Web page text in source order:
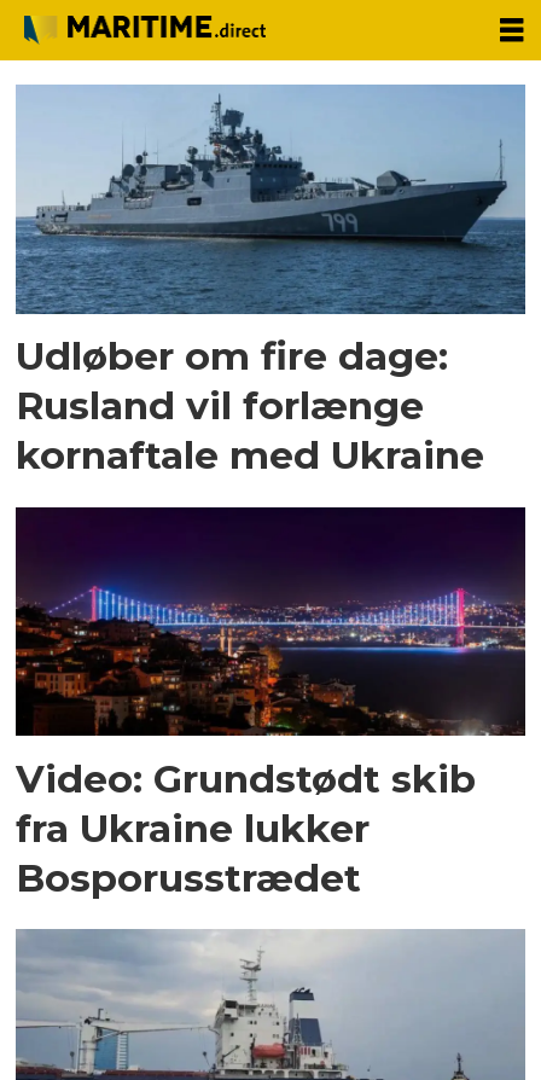
Tag:
Udløber om fire dage:
Rusland vil forlænge
kornaftale med Ukraine
Video: Grundstødt skib
fra Ukraine lukker
Bosporusstrædet